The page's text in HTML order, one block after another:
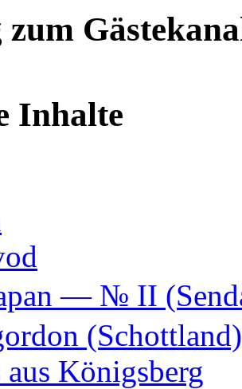
zum
Inhalte
— № II
(Schottland)
aus Königsberg